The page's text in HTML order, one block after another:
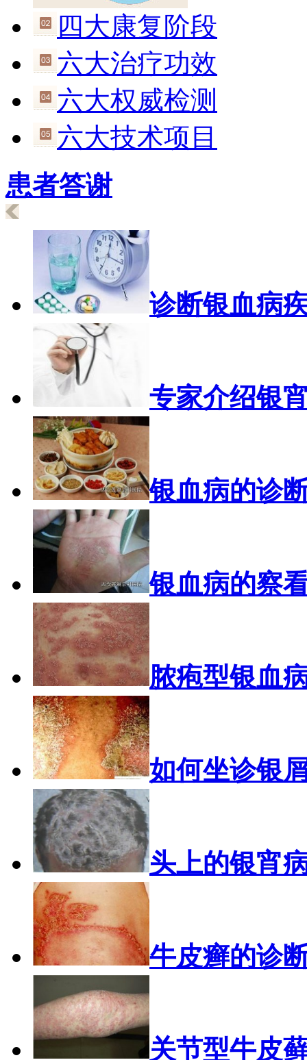
四大康复阶段
六大治疗功效
六大权威检测
六大技术项目
患者答谢
诊断银血病
专家介绍银
银血病的诊
银血病的察
脓疱型银血
如何坐诊银
头上的银宵
牛皮癣的诊
关节型牛皮